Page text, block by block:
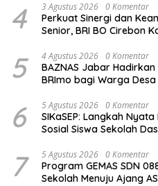
4 3 Agustus 2026 0 Komentar
Perkuat Sinergi dan
Senior, BRI BO Cirebon
5 4 Agustus 2026 0 Komentar
BAZNAS Jabar
BRImo bagi Warga Desa
6 5 Agustus 2026 0 Komentar
SIKaSEP: Langkah
Sosial Siswa Sekolah
7 5 Agustus 2026 0 Komentar
Program GEMAS SDN
Sekolah Menuju Ajang